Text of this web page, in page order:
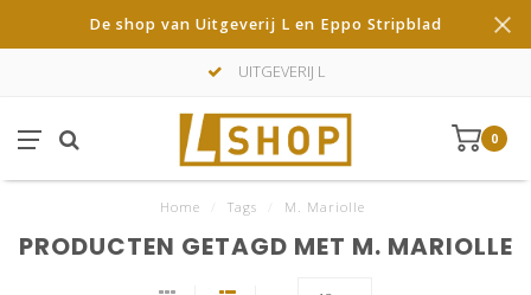
De shop van Uitgeverij L en Eppo Stripblad
UITGEVERIJ L
0
Home Tags M. Mariolle
PRODUCTEN GETAGD MET M. MARIOLLE